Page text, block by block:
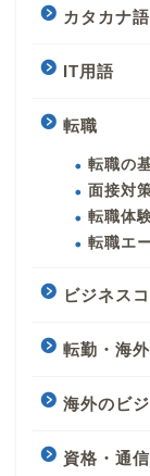
カタカナ語
IT用語
転職
転職の
面接対
転職体
転職エ
ビジネス
転勤・海
海外のビ
資格・通